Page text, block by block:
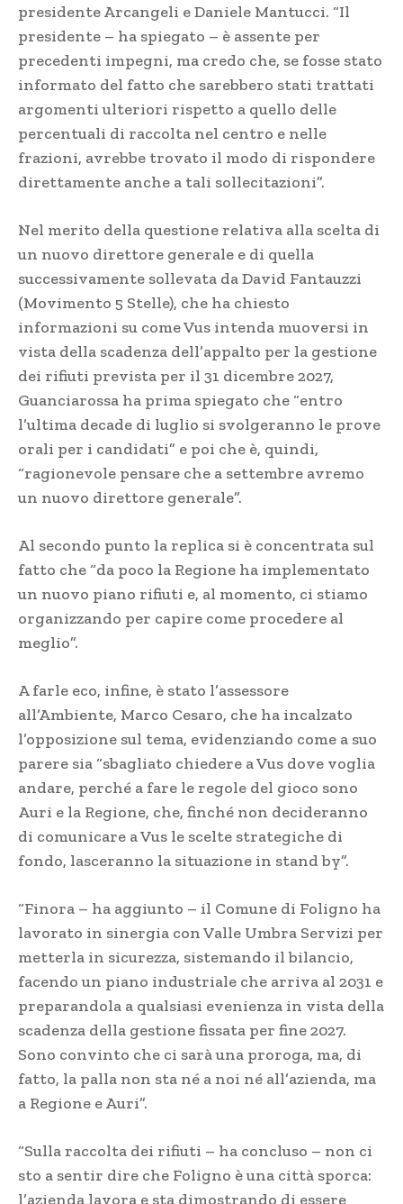
presidente Arcangeli e Daniele Mantucci. “Il
presidente – ha spiegato – è assente per
precedenti impegni, ma credo che, se fosse stato
informato del fatto che sarebbero stati trattati
argomenti ulteriori rispetto a quello delle
percentuali di raccolta nel centro e nelle
frazioni, avrebbe trovato il modo di rispondere
direttamente anche a tali sollecitazioni”.
Nel merito della questione relativa alla scelta di
un nuovo direttore generale e di quella
successivamente sollevata da David Fantauzzi
(Movimento 5 Stelle), che ha chiesto
informazioni su come Vus intenda muoversi in
vista della scadenza dell’appalto per la gestione
dei rifiuti prevista per il 31 dicembre 2027,
Guanciarossa ha prima spiegato che “entro
l’ultima decade di luglio si svolgeranno le prove
orali per i candidati” e poi che è, quindi,
“ragionevole pensare che a settembre avremo
un nuovo direttore generale”.
Al secondo punto la replica si è concentrata sul
fatto che “da poco la Regione ha implementato
un nuovo piano rifiuti e, al momento, ci stiamo
organizzando per capire come procedere al
meglio”.
A farle eco, infine, è stato l’assessore
all’Ambiente, Marco Cesaro, che ha incalzato
l’opposizione sul tema, evidenziando come a suo
parere sia “sbagliato chiedere a Vus dove voglia
andare, perché a fare le regole del gioco sono
Auri e la Regione, che, finché non decideranno
di comunicare a Vus le scelte strategiche di
fondo, lasceranno la situazione in stand by”.
“Finora – ha aggiunto – il Comune di Foligno ha
lavorato in sinergia con Valle Umbra Servizi per
metterla in sicurezza, sistemando il bilancio,
facendo un piano industriale che arriva al 2031 e
preparandola a qualsiasi evenienza in vista della
scadenza della gestione fissata per fine 2027.
Sono convinto che ci sarà una proroga, ma, di
fatto, la palla non sta né a noi né all’azienda, ma
a Regione e Auri”.
“Sulla raccolta dei rifiuti – ha concluso – non ci
sto a sentir dire che Foligno è una città sporca:
l’azienda lavora e sta dimostrando di essere